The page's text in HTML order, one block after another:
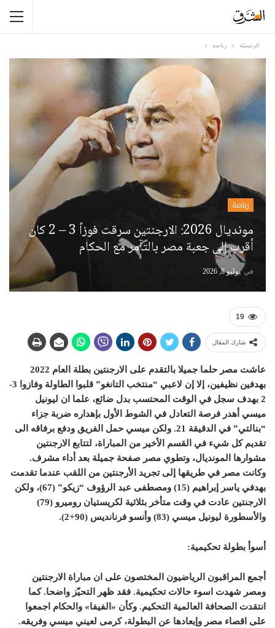
الرئيسيّة رياضة
رياضة
مونديال 2026: الارجنتين سرقت فوزاً 3 – 2 كان
أقرب إلى جعبة مصر بالتآمر مع الحكام
فييوليو 8, 2026
19
شارك المقال
عاشت مصر حلما جميلا بالتقدم على الارجنتين بطلة العام 2022
بهدفين نظيفين، إلا إن لاعبي “منتخب التانغو” قلبوا الطاولة وفازوا 3-
2 بهدف سجل في الوقت المحتسب بدل ضائع، علما ان ليونيل
ميسي أهدر فرصة التعادل في الشوط الأول بإهداره ضربة جزاء
“بنالتي” في الدقيقة 21. ولكن ميسي حمل الفريق ودفع برفاقه الى
تقديم كل شيء في القسم الأخير من المباراة، لتتابع الارجنتين
مشوارها المونديال، وتطوي مصر صفحة جميلة بعد أداء مشرف.
وكانت مصر في طريقها إلى تجريد الأرجنتين من اللقب عندما تقدمت
بهدفي ياسر إبراهيم (15) ومصطفى عبد الرؤوف “زيكو” (67)، ولكن
الارجنتين عادت في وقت متأخر بثلاثية لكريستيان روميرو (79)
والأسطورة ليونيل ميسي (83) وأنسو فرنانديس (90+2).
أسوأ بطولة تحكيمية:
أجمع المراقبون الرياضيون المختصون على ان مباراة الارجنتين
ومصر شهدت اسوء حالات تحكيمية. فقد ظهر التحيّز واضحا. كما
انتقدت الصحافة العالمية التحكيم. وكأن «الفيفا» والحكام اجمعوا
على اقصاء مصر وإبعادها عن البطولة، كرمى لعيني ميسي وفريقه.